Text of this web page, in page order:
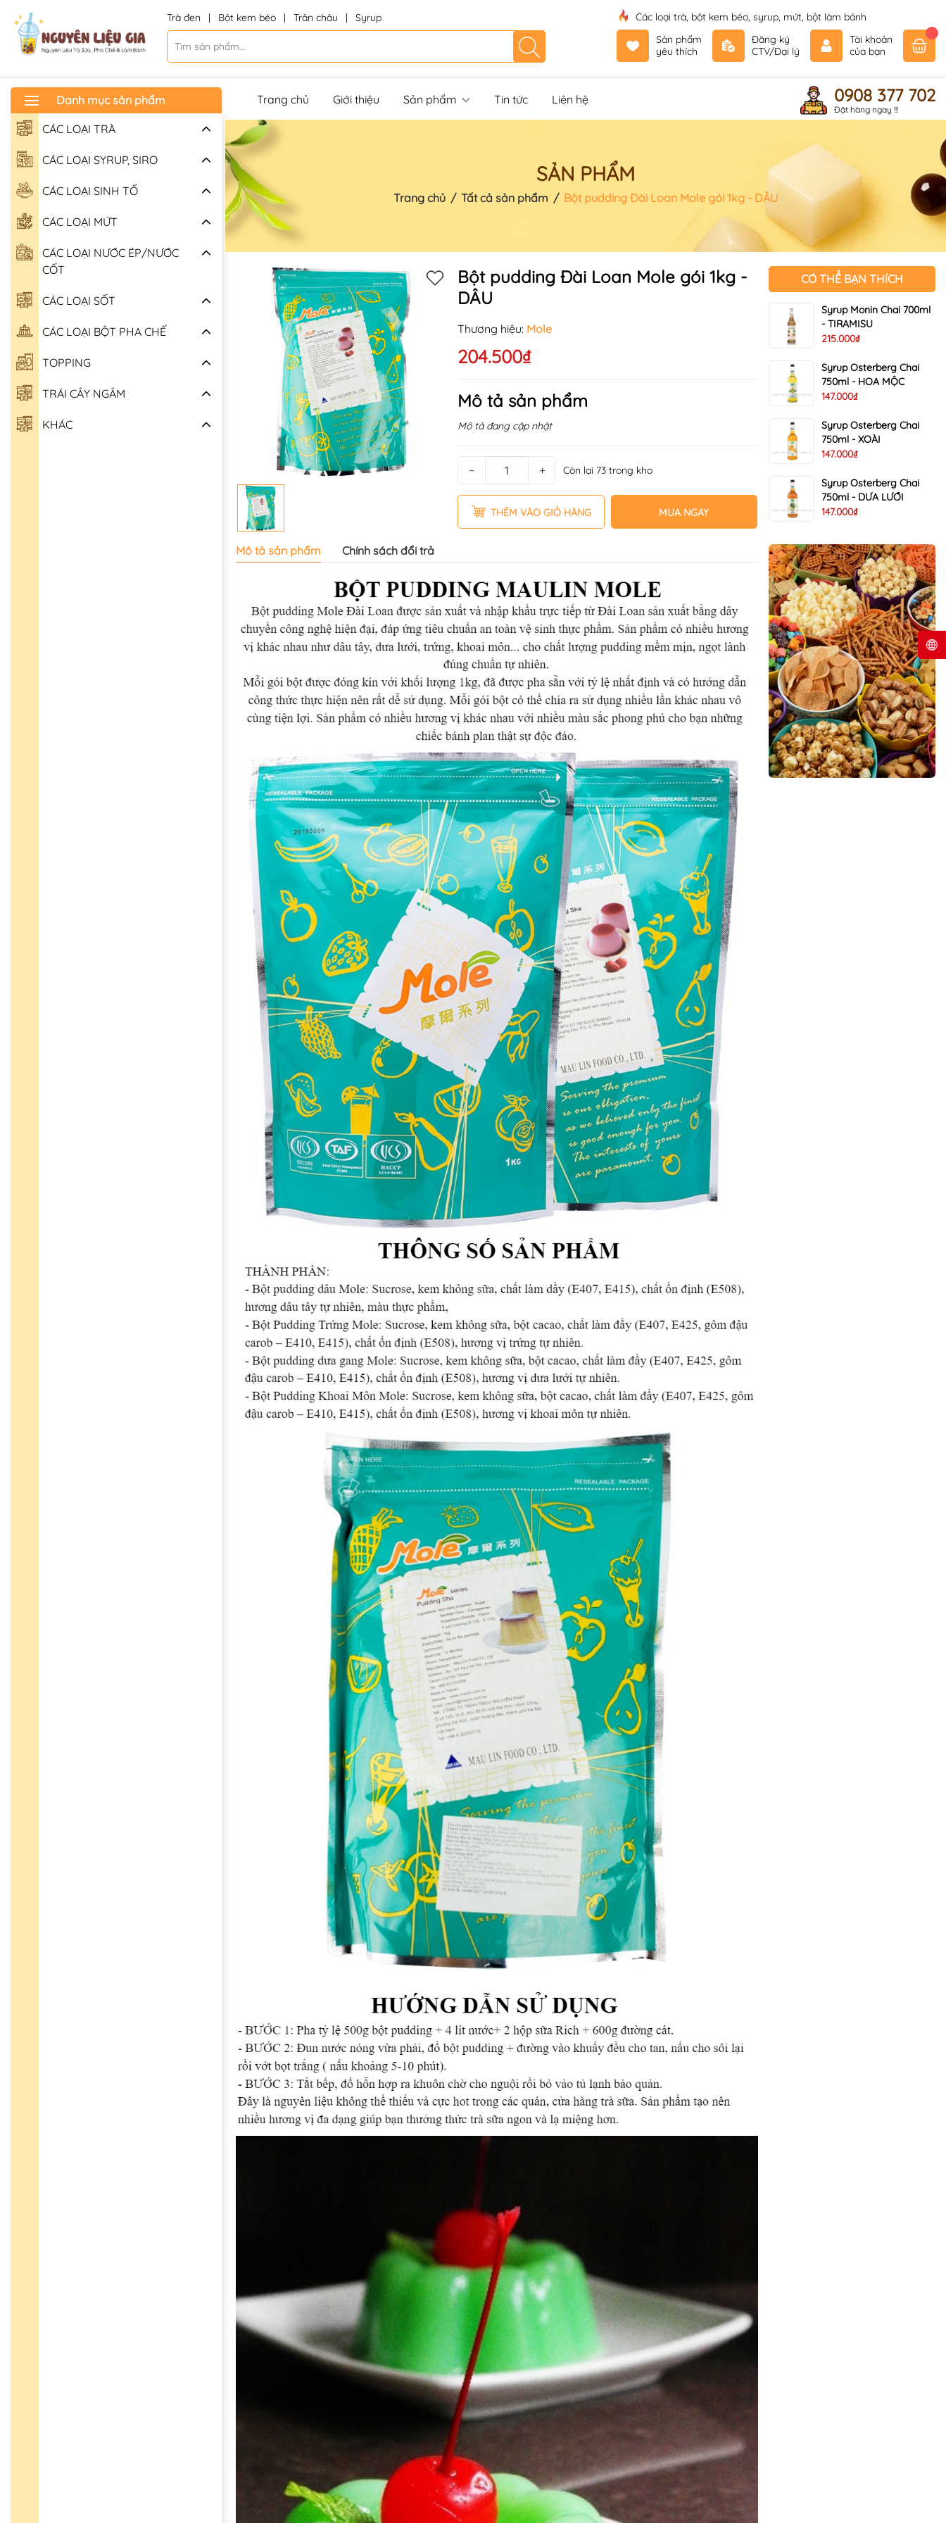
Trà đen | Bột kem béo | Trân châu | Syrup
Các loại trà, bột kem béo, syrup, mứt, bột làm bánh
Sản phẩm
yêu thích
Đăng ký
CTV/Đại lý
Tài khoản
của bạn
Danh mục sản phẩm
CÁC LOẠI TRÀ
CÁC LOẠI SYRUP, SIRO
CÁC LOẠI SINH TỐ
CÁC LOẠI MỨT
CÁC LOẠI NƯỚC ÉP/NƯỚC
CỐT
CÁC LOẠI SỐT
CÁC LOẠI BỘT PHA CHẾ
TOPPING
TRÁI CÂY NGÂM
KHÁC
Trang chủ Giới thiệu Sản phẩm Tin tức Liên hệ 0908 377 702
Đặt hàng ngay !!!
SẢN PHẨM
Trang chủ / Tất cả sản phẩm / Bột pudding Đài Loan Mole gói 1kg - DÂU
Bột pudding Đài Loan Mole gói 1kg -
DÂU
Thương hiệu: Mole
204.500₫
Mô tả sản phẩm
Mô tả đang cập nhật
− + Còn lại 73 trong kho
THÊM VÀO GIỎ HÀNG MUA NGAY
Mô tả sản phẩm Chính sách đổi trả
CÓ THỂ BẠN THÍCH
Syrup Monin Chai 700ml
- TIRAMISU
215.000₫
Syrup Osterberg Chai
750ml - HOA MỘC
147.000₫
Syrup Osterberg Chai
750ml - XOÀI
147.000₫
Syrup Osterberg Chai
750ml - DƯA LƯỚI
147.000₫